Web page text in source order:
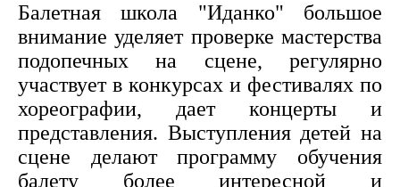
Балетная школа "Иданко" большое
внимание уделяет проверке мастерства
подопечных на сцене, регулярно
участвует в конкурсах и фестивалях по
хореографии, дает концерты и
представления. Выступления детей на
сцене делают программу обучения
балету более интересной и